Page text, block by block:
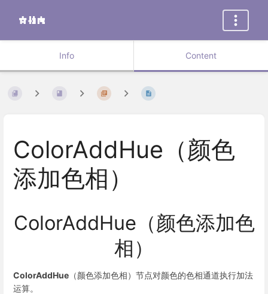
Info Content
ColorAddHue（颜色
添加色相）
ColorAddHue（颜色添加色
相）
ColorAddHue （颜色添加色相）节点对颜色的色相通道执行加法
运算。